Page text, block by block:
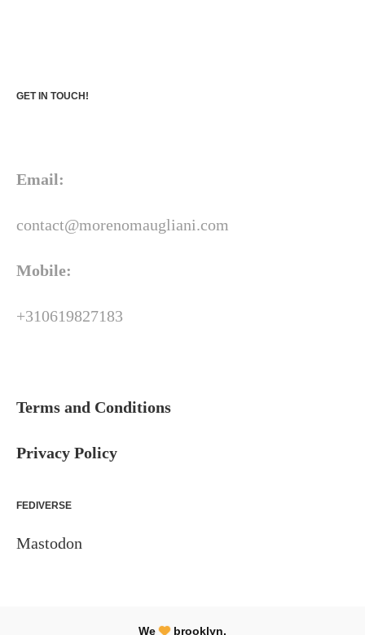
GET IN TOUCH!
Email:
contact@morenomaugliani.com
Mobile:
+310619827183
Terms and Conditions
Privacy Policy
FEDIVERSE
Mastodon
We brooklyn.